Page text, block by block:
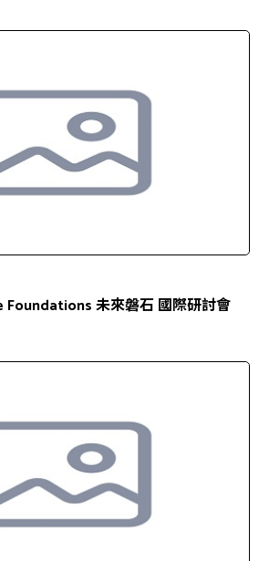
Foundations 未來磐石 國際研討會